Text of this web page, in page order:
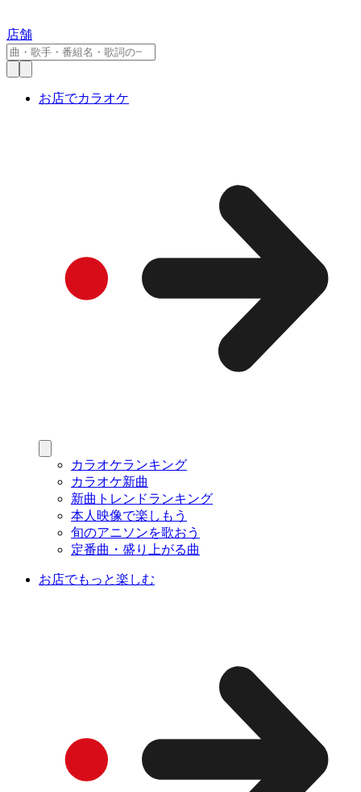
店舗
お店でカラオケ
カラオケランキング
カラオケ新曲
新曲トレンドランキング
本人映像で楽しもう
旬のアニソンを歌おう
定番曲・盛り上がる曲
お店でもっと楽しむ